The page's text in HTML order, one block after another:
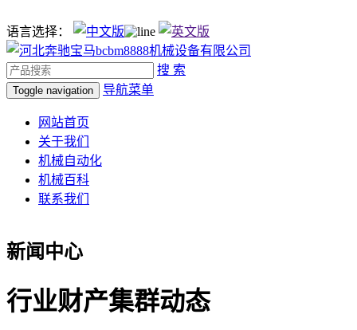
语言选择：
搜 索
Toggle navigation 导航菜单
网站首页
关于我们
机械自动化
机械百科
联系我们
新闻中心
行业财产集群动态